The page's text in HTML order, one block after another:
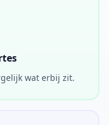
wat erbij zit.